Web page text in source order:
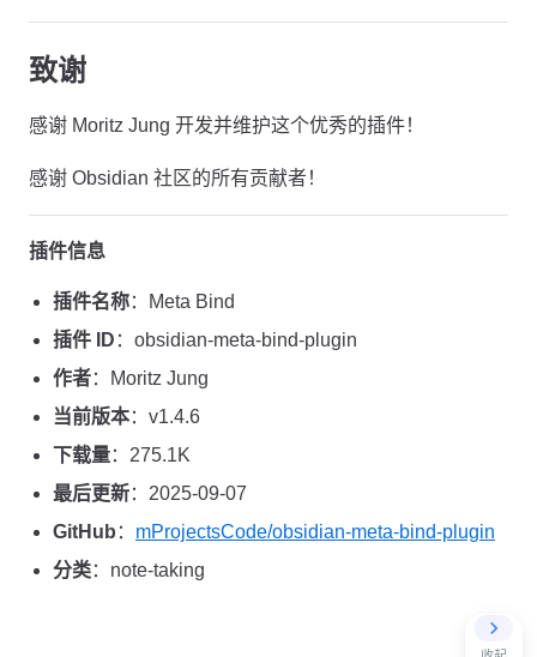
致谢
感谢 Moritz Jung 开发并维护这个优秀的插件！
感谢 Obsidian 社区的所有贡献者！
插件信息
插件名称：Meta Bind
插件 ID ：obsidian-meta-bind-plugin
作者：Moritz Jung
当前版本：v1.4.6
下载量：275.1K
最后更新：2025-09-07
GitHub ： mProjectsCode/obsidian-meta-bind-plugin
分类：note-taking